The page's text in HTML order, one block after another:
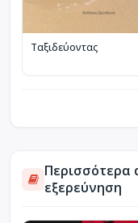
Ταξιδεύοντας
Περισσότερα
εξερεύνηση